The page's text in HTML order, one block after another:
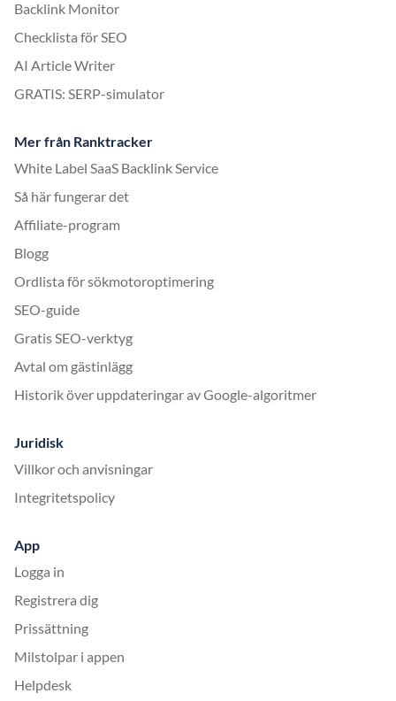
Backlink Monitor
Checklista för SEO
AI Article Writer
GRATIS: SERP-simulator
Mer från Ranktracker
White Label SaaS Backlink Service
Så här fungerar det
Affiliate-program
Blogg
Ordlista för sökmotoroptimering
SEO-guide
Gratis SEO-verktyg
Avtal om gästinlägg
Historik över uppdateringar av Google-algoritmer
Juridisk
Villkor och anvisningar
Integritetspolicy
App
Logga in
Registrera dig
Prissättning
Milstolpar i appen
Helpdesk